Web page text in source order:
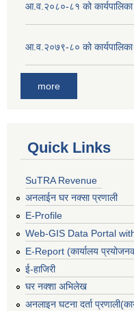
आ.व.२०८०-८१ को
आ.व.२०७९-८० को
more
Quick Links
SuTRA Revenue
अनलाईन घर नक्सा प्रणाली
E-Profile
Web-GIS Data Portal
E-Report (कार्यालय
ई-हाजिरी
घर नक्शा अभिलेख
अनलाइन घटना दर्ता